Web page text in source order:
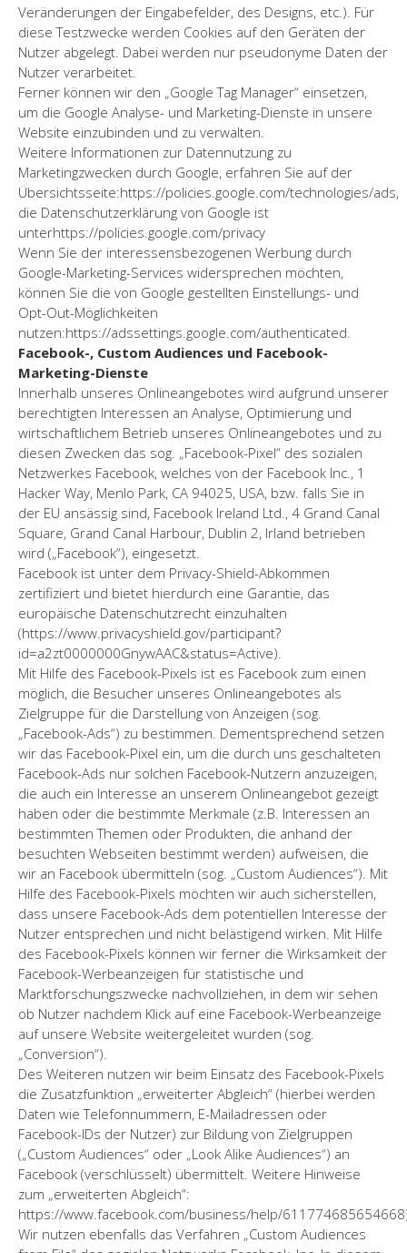
Veränderungen der Eingabefelder, des Designs, etc.). Für
diese Testzwecke werden Cookies auf den Geräten der
Nutzer abgelegt. Dabei werden nur pseudonyme Daten der
Nutzer verarbeitet.
Ferner können wir den „Google Tag Manager“ einsetzen,
um die Google Analyse- und Marketing-Dienste in unsere
Website einzubinden und zu verwalten.
Weitere Informationen zur Datennutzung zu
Marketingzwecken durch Google, erfahren Sie auf der
Übersichtsseite:https://policies.google.com/technologies/ads,
die Datenschutzerklärung von Google ist
unterhttps://policies.google.com/privacy
Wenn Sie der interessensbezogenen Werbung durch
Google-Marketing-Services widersprechen möchten,
können Sie die von Google gestellten Einstellungs- und
Opt-Out-Möglichkeiten
nutzen:https://adssettings.google.com/authenticated.
Facebook-, Custom Audiences und Facebook-
Marketing-Dienste
Innerhalb unseres Onlineangebotes wird aufgrund unserer
berechtigten Interessen an Analyse, Optimierung und
wirtschaftlichem Betrieb unseres Onlineangebotes und zu
diesen Zwecken das sog. „Facebook-Pixel“ des sozialen
Netzwerkes Facebook, welches von der Facebook Inc., 1
Hacker Way, Menlo Park, CA 94025, USA, bzw. falls Sie in
der EU ansässig sind, Facebook Ireland Ltd., 4 Grand Canal
Square, Grand Canal Harbour, Dublin 2, Irland betrieben
wird („Facebook“), eingesetzt.
Facebook ist unter dem Privacy-Shield-Abkommen
zertifiziert und bietet hierdurch eine Garantie, das
europäische Datenschutzrecht einzuhalten
(https://www.privacyshield.gov/participant?
id=a2zt0000000GnywAAC&status=Active).
Mit Hilfe des Facebook-Pixels ist es Facebook zum einen
möglich, die Besucher unseres Onlineangebotes als
Zielgruppe für die Darstellung von Anzeigen (sog.
„Facebook-Ads“) zu bestimmen. Dementsprechend setzen
wir das Facebook-Pixel ein, um die durch uns geschalteten
Facebook-Ads nur solchen Facebook-Nutzern anzuzeigen,
die auch ein Interesse an unserem Onlineangebot gezeigt
haben oder die bestimmte Merkmale (z.B. Interessen an
bestimmten Themen oder Produkten, die anhand der
besuchten Webseiten bestimmt werden) aufweisen, die
wir an Facebook übermitteln (sog. „Custom Audiences“). Mit
Hilfe des Facebook-Pixels möchten wir auch sicherstellen,
dass unsere Facebook-Ads dem potentiellen Interesse der
Nutzer entsprechen und nicht belästigend wirken. Mit Hilfe
des Facebook-Pixels können wir ferner die Wirksamkeit der
Facebook-Werbeanzeigen für statistische und
Marktforschungszwecke nachvollziehen, in dem wir sehen
ob Nutzer nachdem Klick auf eine Facebook-Werbeanzeige
auf unsere Website weitergeleitet wurden (sog.
„Conversion“).
Des Weiteren nutzen wir beim Einsatz des Facebook-Pixels
die Zusatzfunktion „erweiterter Abgleich“ (hierbei werden
Daten wie Telefonnummern, E-Mailadressen oder
Facebook-IDs der Nutzer) zur Bildung von Zielgruppen
(„Custom Audiences“ oder „Look Alike Audiences“) an
Facebook (verschlüsselt) übermittelt. Weitere Hinweise
zum „erweiterten Abgleich“:
https://www.facebook.com/business/help/
Wir nutzen ebenfalls das Verfahren „Custom Audiences